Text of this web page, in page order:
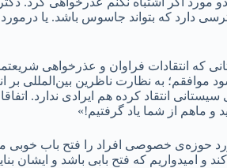
که بتواند جاسوس باشد. یا درمورد
که انتقادات فراوان و عذرخواهی
به نظارت ناظرین بین‌المللی بر
انتقاد کرده هم ایرادی ندارد.
و ماهم از شما یاد گرفتیم!»
حوزه‌ی خصوصی افراد را فتح باب خوبی
که فتح بابی باشد و ایشان